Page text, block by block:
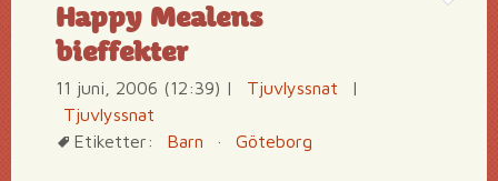
Happy Mealens
bieffekter
11 juni, 2006 (12:39) | Tjuvlyssnat
|
Tjuvlyssnat
Etiketter:
Barn · Göteborg